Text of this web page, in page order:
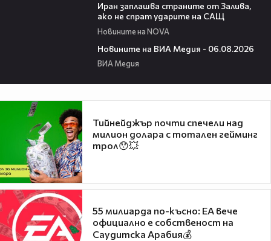
Иран заплашва страните от Залива,
ако не спрат ударите на САЩ
Новините на NOVA
Новините на ВИА Медия - 06.08.2026
ВИА Медия
Тийнейджър почти спечели над
милион долара с тотален гейминг
трол😯💥
55 милиарда по-късно: EA вече
официално е собственост на
Саудитска Арабия💰